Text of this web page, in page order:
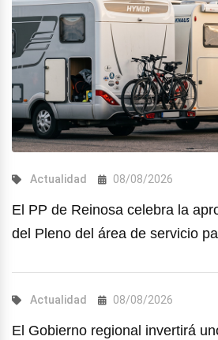
Actualidad 08/08/2026
El PP de Reinosa celebra la
del Pleno del área de servicio
Actualidad 08/08/2026
El Gobierno regional invertirá